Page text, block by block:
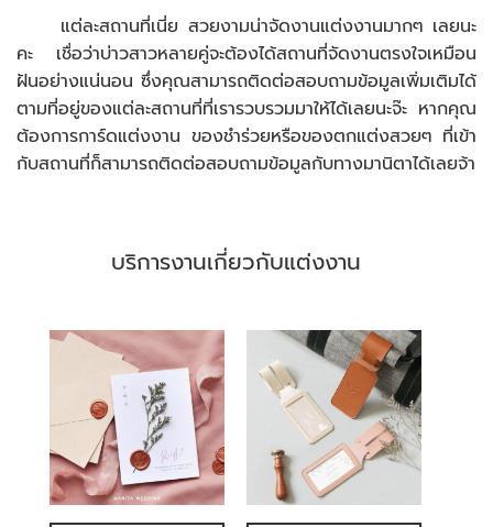
แต่ละสถานที่เนี่ย สวยงามน่าจัดงานแต่งงานมากๆ เลยนะ
คะ เชื่อว่าบ่าวสาวหลายคู่จะต้องได้สถานที่จัดงานตรงใจเหมือน
ฝันอย่างแน่นอน ซึ่งคุณสามารถติดต่อสอบถามข้อมูลเพิ่มเติมได้
ตามที่อยู่ของแต่ละสถานที่ที่เรารวบรวมมาให้ได้เลยนะจ๊ะ หากคุณ
ต้องการการ์ดแต่งงาน ของชำร่วยหรือของตกแต่งสวยๆ ที่เข้า
กับสถานที่ก็สามารถติดต่อสอบถามข้อมูลกับทางมานิตาได้เลยจ้า
บริการงานเกี่ยวกับแต่งงาน